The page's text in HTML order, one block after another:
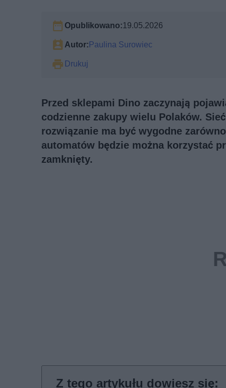
Opublikowano:19.05.2026
Autor:Paulina Surowiec
Drukuj
Przed sklepami Dino zaczynają
codzienne zakupy wielu Polaków.
rozwiązanie ma być wygodne
automatów będzie można korzystać
zamknięty.